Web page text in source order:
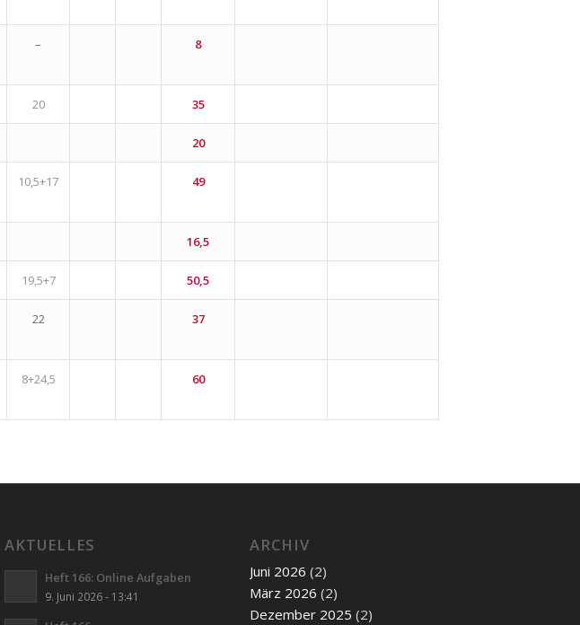
– 8
20 35
20
10,5+17 49
16,5
19,5+7 50,5
22 37
8+24,5 60
AKTUELLES
Heft 166: Online Aufgaben
9. Juni 2026 - 13:41
ARCHIV
Juni 2026 (2)
März 2026 (2)
Dezember 2025 (2)